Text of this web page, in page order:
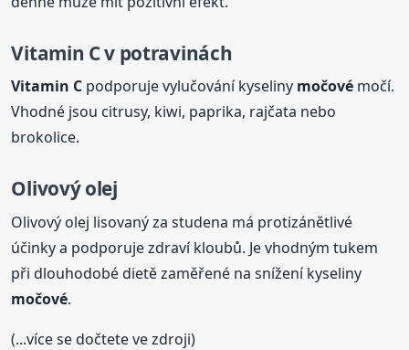
Vitamin C v potravinách
Vitamin C podporuje vylučování kyseliny močové močí.
Vhodné jsou citrusy, kiwi, paprika, rajčata nebo
brokolice.
Olivový olej
Olivový olej lisovaný za studena má protizánětlivé
účinky a podporuje zdraví kloubů. Je vhodným tukem
při dlouhodobé dietě zaměřené na snížení kyseliny
močové.
(...více se dočtete ve zdroji)